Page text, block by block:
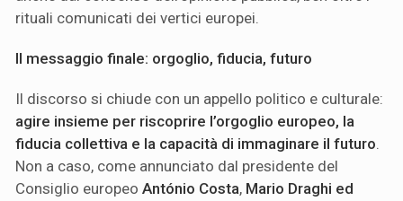
rituali comunicati dei vertici europei.
Il messaggio finale: orgoglio, fiducia, futuro
Il discorso si chiude con un appello politico e culturale:
agire insieme per riscoprire l’orgoglio europeo, la
fiducia collettiva e la capacità di immaginare il futuro.
Non a caso, come annunciato dal presidente del
Consiglio europeo António Costa, Mario Draghi ed